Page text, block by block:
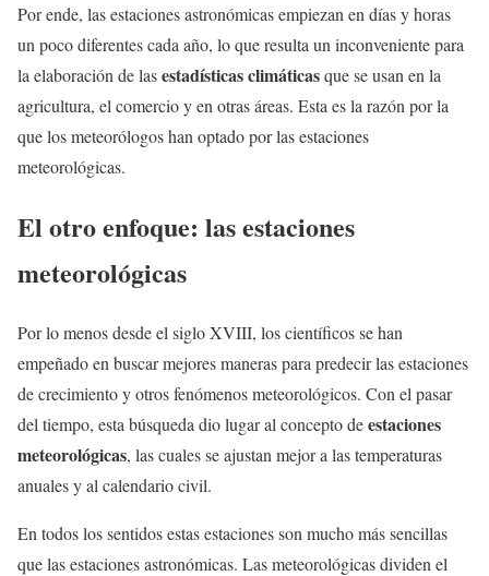
Por ende, las estaciones astronómicas empiezan en días y horas
un poco diferentes cada año, lo que resulta un inconveniente para
la elaboración de lasestadísticas climáticasque se usan en la
agricultura, el comercio y en otras áreas. Esta es la razón por la
que los meteorólogos han optado por las estaciones
meteorológicas.
El otro enfoque: las estaciones
meteorológicas
Por lo menos desde el siglo XVIII, los científicos se han
empeñado en buscar mejores maneras para predecir las estaciones
de crecimiento y otros fenómenos meteorológicos. Con el pasar
del tiempo, esta búsqueda dio lugar al concepto deestaciones
meteorológicas, las cuales se ajustan mejor a las temperaturas
anuales y al calendario civil.
En todos los sentidos estas estaciones son mucho más sencillas
que las estaciones astronómicas. Las meteorológicas dividen el